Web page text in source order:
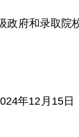
政府和录取
年12月15